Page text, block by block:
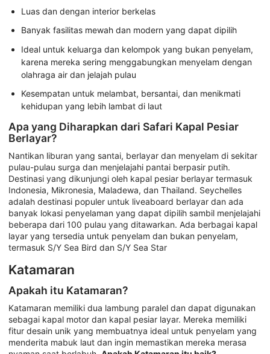
Luas dan dengan interior berkelas
Banyak fasilitas mewah dan modern yang dapat dipilih
Ideal untuk keluarga dan kelompok yang bukan penyelam,
karena mereka sering menggabungkan menyelam dengan
olahraga air dan jelajah pulau
Kesempatan untuk melambat, bersantai, dan menikmati
kehidupan yang lebih lambat di laut
Apa yang Diharapkan dari Safari Kapal Pesiar
Berlayar?
Nantikan liburan yang santai, berlayar dan menyelam di sekitar
pulau-pulau surga dan menjelajahi pantai berpasir putih.
Destinasi yang dikunjungi oleh kapal pesiar berlayar termasuk
Indonesia, Mikronesia, Maladewa, dan Thailand. Seychelles
adalah destinasi populer untuk liveaboard berlayar dan ada
banyak lokasi penyelaman yang dapat dipilih sambil menjelajahi
beberapa dari 100 pulau yang ditawarkan. Ada berbagai kapal
layar yang tersedia untuk penyelam dan bukan penyelam,
termasuk S/Y Sea Bird dan S/Y Sea Star
Katamaran
Apakah itu Katamaran?
Katamaran memiliki dua lambung paralel dan dapat digunakan
sebagai kapal motor dan kapal pesiar layar. Mereka memiliki
fitur desain unik yang membuatnya ideal untuk penyelam yang
menderita mabuk laut dan ingin memastikan mereka merasa